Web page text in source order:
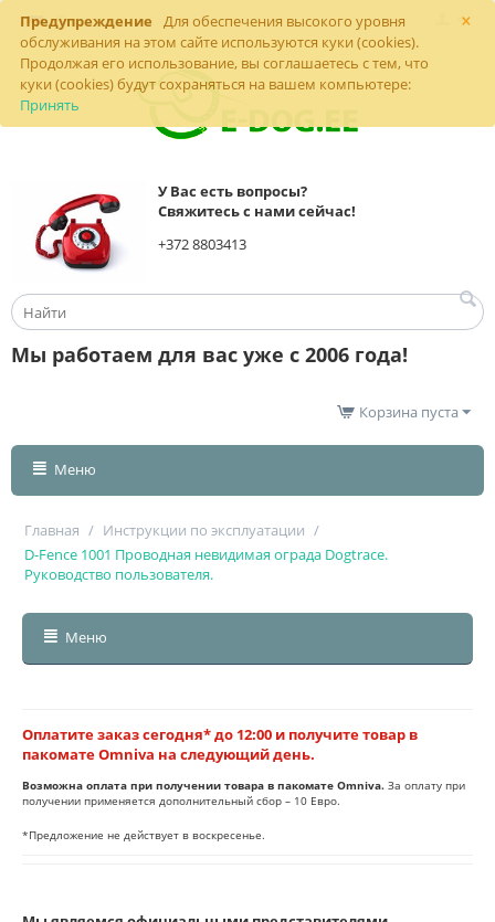
×
Предупреждение
Для обеспечения высокого уровня
обслуживания на этом сайте используются куки (cookies).
Продолжая его использование, вы соглашаетесь с тем, что
куки (cookies) будут сохраняться на вашем компьютере:
Принять
У Вас есть вопросы?
Свяжитесь с нами сейчас!
+372 8803413
Мы работаем для вас уже с 2006 года!
Корзина пуста
Меню
Главная / Инструкции по эксплуатации /
D-Fence 1001 Проводная невидимая ограда Dogtrace.
Руководство пользователя.
Меню
Оплатите заказ сегодня* до 12:00 и получите товар в
пакомате Omniva на следующий день.
Возможна оплата при получении товара в пакомате Omniva. За оплату при
получении применяется дополнительный сбор – 10 Евро.
*Предложение не действует в воскресенье.